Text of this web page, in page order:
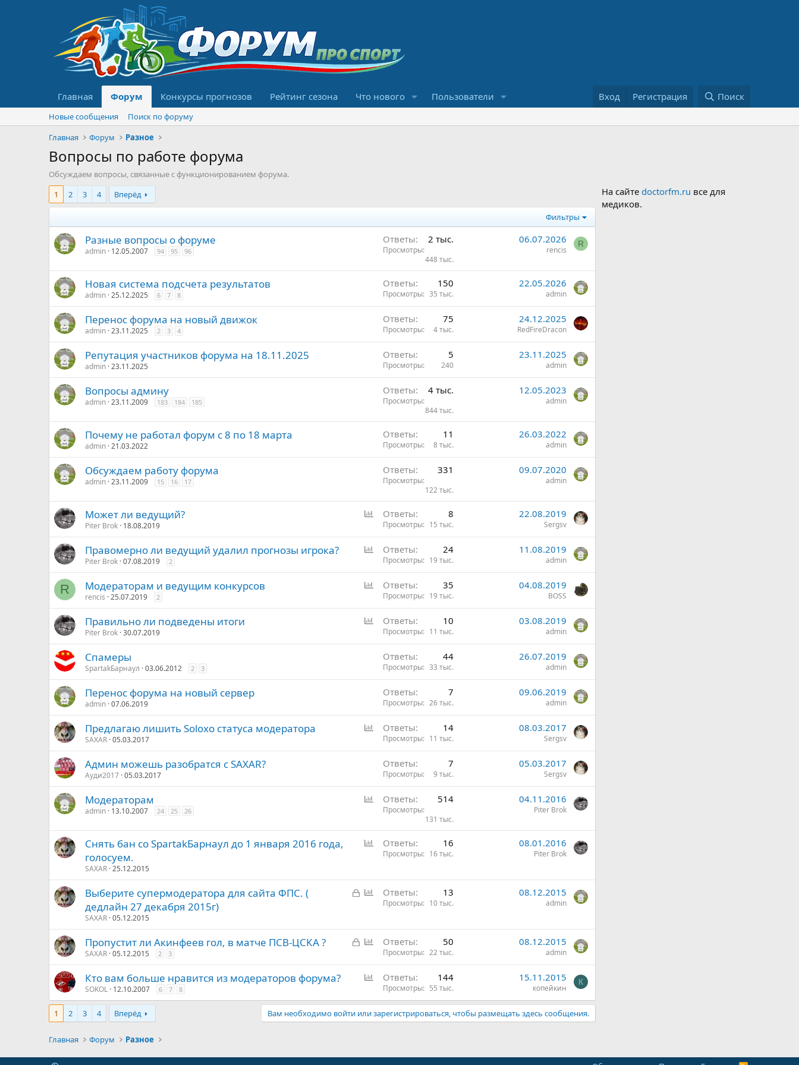
Главная Форум Конкурсы прогнозов Рейтинг сезона Что нового Пользователи Вход Регистрация Поиск
Новые сообщения
Поиск по форуму
Главная
Форум Разное
Вопросы по работе форума
Обсуждаем вопросы, связанные с функционированием форума.
1
2 3 4 Вперёд
Фильтры
Разные вопросы о форуме
admin 12.05.2007 94 95 96
Ответы 2 тыс.
Просмотры
448 тыс.
06.07.2026
rencis
R
Новая система подсчета результатов
admin 25.12.2025 6 7 8
Ответы 150
Просмотры 35 тыс.
22.05.2026
admin
Перенос форума на новый движок
admin 23.11.2025 2 3 4
Ответы 75
Просмотры 4 тыс.
24.12.2025
RedFireDracon
Репутация участников форума на 18.11.2025
admin 23.11.2025
Ответы 5
Просмотры 240
23.11.2025
admin
Вопросы админу
admin 23.11.2009 183 184 185
Ответы 4 тыс.
Просмотры
844 тыс.
12.05.2023
admin
Почему не работал форум с 8 по 18 марта
admin 21.03.2022
Ответы 11
Просмотры 8 тыс.
26.03.2022
admin
Обсуждаем работу форума
admin 23.11.2009 15 16 17
Ответы 331
Просмотры
122 тыс.
09.07.2020
admin
р
о
Может ли ведущий?
Piter Brok 18.08.2019
Ответы 8
Просмотры 15 тыс.
22.08.2019
Sergsv
р
о
Правомерно ли ведущий удалил прогнозы игрока?
Piter Brok 07.08.2019 2
Ответы 24
Просмотры 19 тыс.
11.08.2019
admin
R
р
о
Модераторам и ведущим конкурсов
rencis 25.07.2019 2
Ответы 35
Просмотры 19 тыс.
04.08.2019
BOSS
р
Правильно ли подведены итоги
Piter Brok 30.07.2019
Ответы 10
Просмотры 11 тыс.
03.08.2019
admin
Спамеры
SpartakБарнаул 03.06.2012 2 3
Ответы 44
Просмотры 33 тыс.
26.07.2019
admin
Перенос форума на новый сервер
admin 07.06.2019
Ответы 7
Просмотры 26 тыс.
09.06.2019
admin
р
Предлагаю лишить Soloxo статуса модератора
SAXAR 05.03.2017
Ответы 14
Просмотры 11 тыс.
08.03.2017
Sergsv
Админ можешь разобратся с SAXAR?
Ауди2017 05.03.2017
Ответы 7
Просмотры 9 тыс.
05.03.2017
Sergsv
с
Модераторам
admin 13.10.2007 24 25 26
Ответы 514
Просмотры
131 тыс.
04.11.2016
Piter Brok
о
с
Снять бан со SpartakБарнаул до 1 января 2016 года,
голосуем.
SAXAR 25.12.2015
Ответы 16
Просмотры 16 тыс.
08.01.2016
Piter Brok
З
р
ы
о
о
с
Выберите супермодератора для сайта ФПС. (
дедлайн 27 декабря 2015г)
SAXAR 05.12.2015
Ответы 13
Просмотры 10 тыс.
08.12.2015
admin
З
к
т
о
р
о
Пропустит ли Акинфеев гол, в матче ПСВ-ЦСКА ?
SAXAR 05.12.2015 2 3
Ответы 50
Просмотры 22 тыс.
08.12.2015
admin
р
о
Кто вам больше нравится из модераторов форума?
SOKOL 12.10.2007 6 7 8
Ответы 144
Просмотры 55 тыс.
15.11.2015
копейкин
К
1 2 3 4 Вперёд Вам необходимо войти или зарегистрироваться, чтобы размещать здесь сообщения.
На сайте doctorfm.ru все для
медиков.
Главная Форум Разное